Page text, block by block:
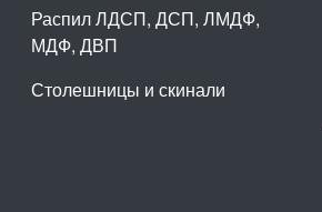
Распил ЛДСП, ДСП, ЛМДФ,
МДФ, ДВП
Столешницы и скинали